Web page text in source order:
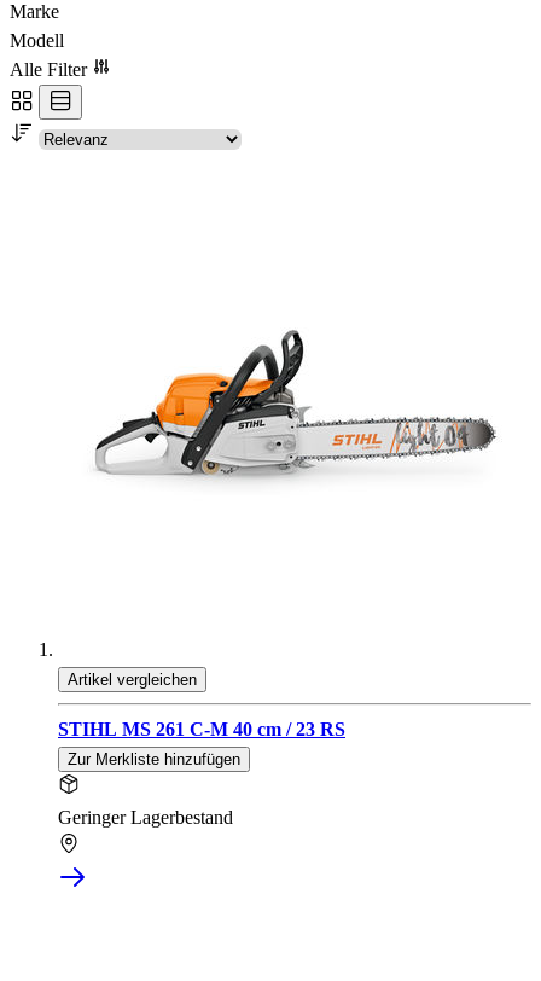
Marke
Modell
Alle Filter
Artikel vergleichen
STIHL MS 261 C-M 40 cm / 23 RS
Zur Merkliste hinzufügen
Geringer Lagerbestand